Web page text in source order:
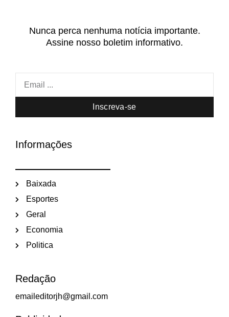
Nunca perca nenhuma notícia importante.
Assine nosso boletim informativo.
Inscreva-se
Informações
Baixada
Esportes
Geral
Economia
Politica
Redação
emaileditorjh@gmail.com